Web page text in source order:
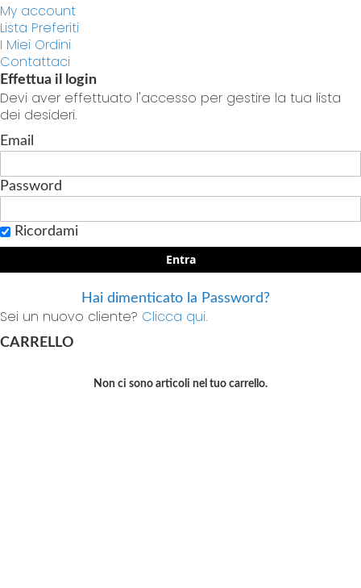
My account
Lista Preferiti
I Miei Ordini
Contattaci
Effettua il login
Devi aver effettuato l'accesso per gestire la tua lista
dei desideri.
Email
Password
Ricordami
Entra
Hai dimenticato la Password?
Sei un nuovo cliente? Clicca qui.
CARRELLO
Non ci sono articoli nel tuo carrello.